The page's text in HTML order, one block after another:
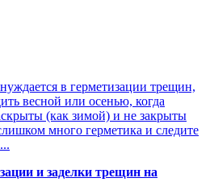
в герметизации трещин,
весной или осенью, когда
(как зимой) и не закрыты
много герметика и следите
и заделки трещин на